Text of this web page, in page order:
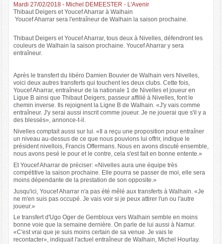
Mardi 27/02/2018 - Michel DEMEESTER - L'Avenir
Thibaut Deigers et Youcef Aharrar à Walhain
Youcef Aharrar sera l'entraîneur de Walhain la saison prochaine.
Thibaut Deigers et Youcef Aharrar, tous deux à Nivelles, défendront les
couleurs de Walhain la saison prochaine. Youcef Aharrar y sera
entraîneur.
Après le transfert du libéro Damien Bouvier de Walhain vers Nivelles,
voici deux autres transferts qui touchent les deux clubs. Cette fois,
Youcef Aharrar, entraîneur de la nationale 1 de Nivelles et joueur en
Ligue B ainsi que Thibaut Deigers, passeur affilié à Nivelles, font le
chemin inverse. Ils rejoignent la Ligne B de Walhain. «J'y vais comme
entraîneur. J'y serai aussi inscrit comme joueur. Je ne jouerai que s'il y a
des blessés», annonce-t-il.
Nivelles comptait aussi sur lui. «Il a reçu une proposition pour entraîner
un niveau au-dessus de ce que nous pouvions lui offrir, indique le
président nivellois, Francis Offermans. Nous en avons discuté ensemble,
nous avons pesé le pour et le contre, cela s'est fait en bonne entente.»
Et Youcef Aharrar de préciser: «Nivelles aura une équipe très
compétitive la saison prochaine. Elle pourra se passer de moi, elle sera
moins dépendante de la prestation de son opposite.»
Jusqu'ici, Youcef Aharrar n'a pas été mêlé aux transferts à Walhain. «Je
ne m'en suis pas occupé. Je vais voir si je peux attirer l'un ou l'autre
joueur.»
Le transfert d'Ugo Oger de Gembloux vers Walhain semble en moins
bonne voie que la semaine dernière. On parle de lui aussi à Namur.
«C'est vrai que je suis moins certain de sa venue. Je vais le
recontacter», indiquait l'actuel entraîneur de Walhain, Michel Hourlay.